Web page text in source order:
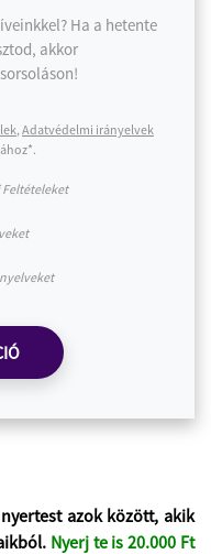
Ha a hetente
akkor
,Adatvédelmi irányelvek
Feltételeket
azok között, akik
Nyerj te is 20.000 Ft